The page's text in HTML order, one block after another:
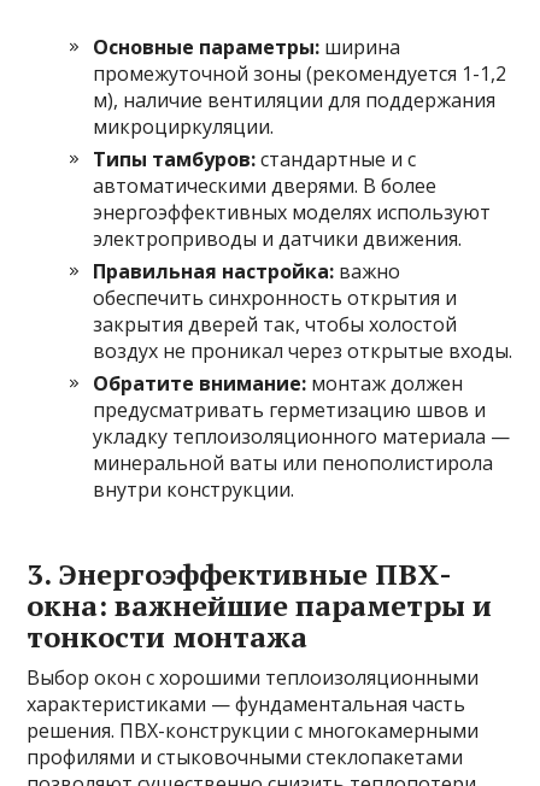
Основные параметры: ширина
промежуточной зоны (рекомендуется 1-1,2
м), наличие вентиляции для поддержания
микроциркуляции.
Типы тамбуров:стандартные и с
автоматическими дверями. В более
энергоэффективных моделях используют
электроприводы и датчики движения.
Правильная настройка: важно
обеспечить синхронность открытия и
закрытия дверей так, чтобы холостой
воздух не проникал через открытые входы.
Обратите внимание: монтаж должен
предусматривать герметизацию швов и
укладку теплоизоляционного материала —
минеральной ваты или пенополистирола
внутри конструкции.
3. Энергоэффективные ПВХ-
окна: важнейшие параметры и
тонкости монтажа
Выбор окон с хорошими теплоизоляционными
характеристиками — фундаментальная часть
решения. ПВХ-конструкции с многокамерными
профилями и стыковочными стеклопакетами